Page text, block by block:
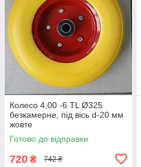
Колесо 4,00 -6 TL Ø325
безкамерне, під вісь d-20 мм
жовте
Готово до відправки
720 ₴ 742 ₴